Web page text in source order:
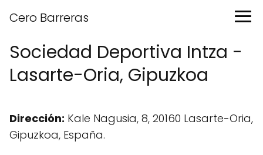
Cero Barreras
Sociedad Deportiva Intza -
Lasarte-Oria, Gipuzkoa
Dirección: Kale Nagusia, 8, 20160 Lasarte-Oria,
Gipuzkoa, España.